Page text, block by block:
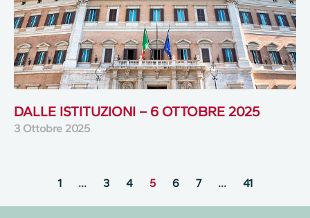
DALLE ISTITUZIONI – 6 OTTOBRE 2025
3 Ottobre 2025
1 … 3 4 5 6 7 … 41